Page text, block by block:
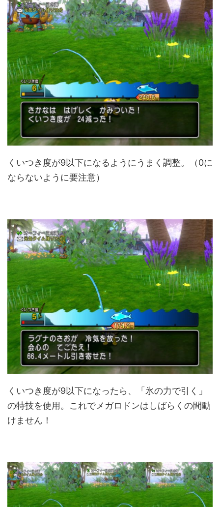
くいつき度が9以下になるようにうまく調整。（0に
ならないように要注意）
くいつき度が9以下になったら、「氷の力で引く」
の特技を使用。これでメガロドンはしばらくの間動
けません！